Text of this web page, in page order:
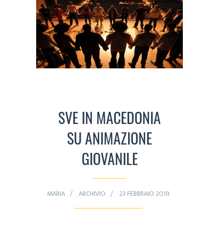
SVE IN MACEDONIA
SU ANIMAZIONE
GIOVANILE
MARIA ARCHIVIO 23 FEBBRAIO 2019